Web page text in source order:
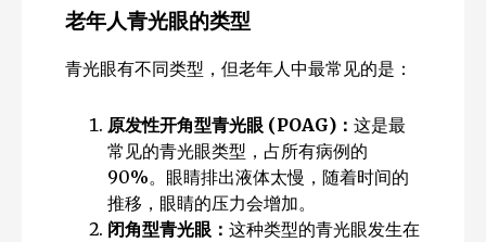
老年人青光眼的类型
青光眼有不同类型，但老年人中最常见的是：
原发性开角型青光眼 (POAG)： 这是最
常见的青光眼类型，占所有病例的
90%。眼睛排出液体太慢，随着时间的
推移，眼睛的压力会增加。
闭角型青光眼： 这种类型的青光眼发生在